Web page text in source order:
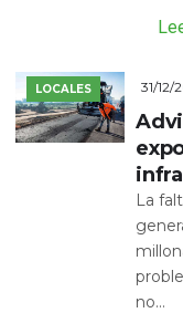
LOCALES 31/12/
La
no...